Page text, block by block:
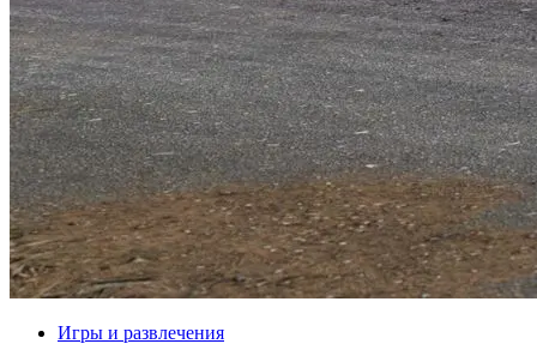
Игры и развлечения